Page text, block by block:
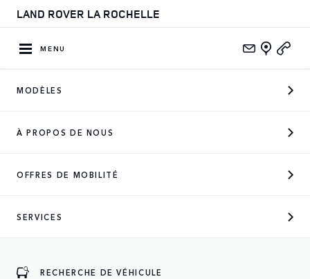
LAND ROVER LA ROCHELLE
MENU
MODÈLES
À PROPOS DE NOUS
OFFRES DE MOBILITÉ
SERVICES
RECHERCHE DE VÉHICULE